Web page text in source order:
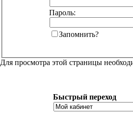
Пароль:
Запомнить?
Для просмотра этой страницы
Быстрый переход